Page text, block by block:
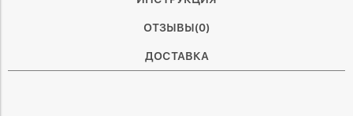
ОТЗЫВЫ(0)
ДОСТАВКА